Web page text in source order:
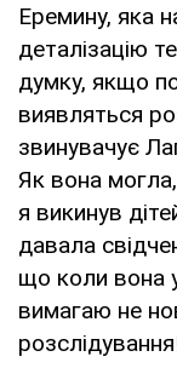
Еремину, яка
деталізацію
думку, якщо
виявляться
звинувачує
Як вона
я викинув
давала
що коли вона
вимагаю не